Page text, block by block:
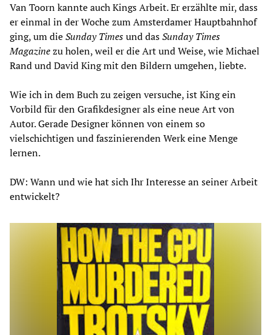
Van Toorn kannte auch Kings Arbeit. Er erzählte mir, dass
er einmal in der Woche zum Amsterdamer Hauptbahnhof
ging, um dieSunday Timesund dasSunday Times
Magazinezu holen, weil er die Art und Weise, wie Michael
Rand und David King mit den Bildern umgehen, liebte.
Wie ich in dem Buch zu zeigen versuche, ist King ein
Vorbild für den Grafikdesigner als eine neue Art von
Autor. Gerade Designer können von einem so
vielschichtigen und faszinierenden Werk eine Menge
lernen.
DW: Wann und wie hat sich Ihr Interesse an seiner Arbeit
entwickelt?